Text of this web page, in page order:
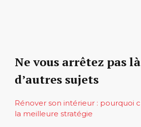
Ne vous arrêtez pas
d’autres sujets
Rénover son intérieur : pourquoi
la meilleure stratégie